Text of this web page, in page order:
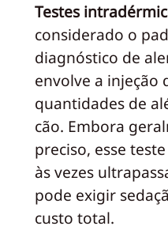
Testes
considerado o
diagnóstico de
envolve a injeção
quantidades de
cão. Embora
preciso, esse
às vezes
pode exigir
custo total.